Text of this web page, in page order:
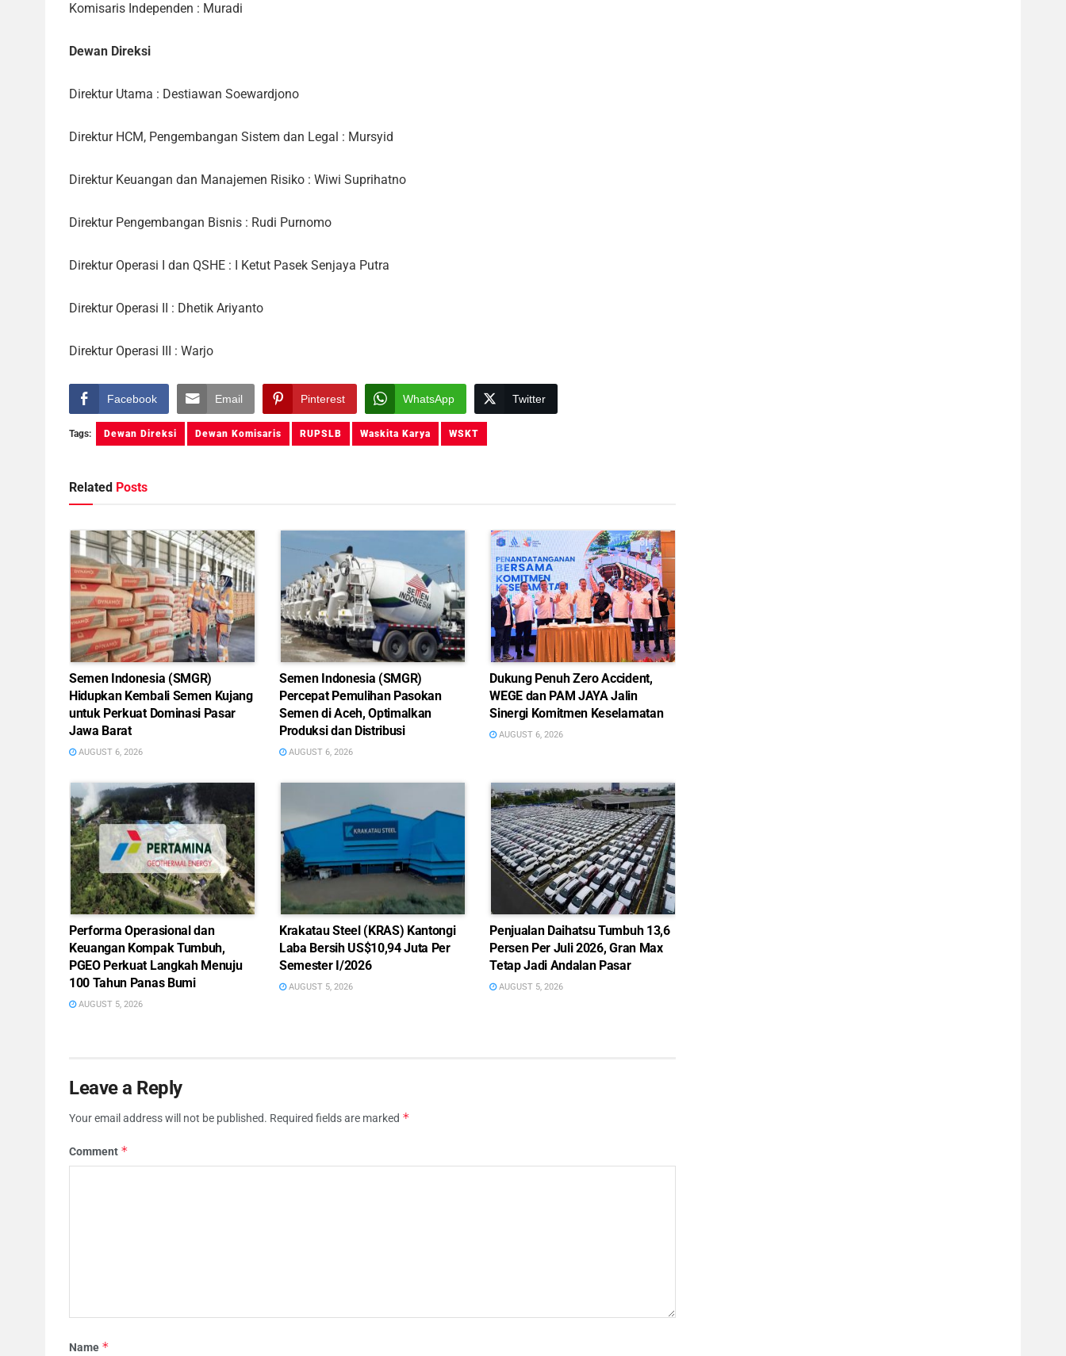
Komisaris Independen : Muradi
Dewan Direksi
Direktur Utama : Destiawan Soewardjono
Direktur HCM, Pengembangan Sistem dan Legal : Mursyid
Direktur Keuangan dan Manajemen Risiko : Wiwi Suprihatno
Direktur Pengembangan Bisnis : Rudi Purnomo
Direktur Operasi I dan QSHE : I Ketut Pasek Senjaya Putra
Direktur Operasi II : Dhetik Ariyanto
Direktur Operasi III : Warjo
Facebook Email Pinterest WhatsApp Twitter
Tags: Dewan Direksi Dewan Komisaris RUPSLB Waskita Karya WSKT
Related Posts
Semen Indonesia (SMGR)
Hidupkan Kembali Semen Kujang
untuk Perkuat Dominasi Pasar
Jawa Barat
AUGUST 6, 2026
Semen Indonesia (SMGR)
Percepat Pemulihan Pasokan
Semen di Aceh, Optimalkan
Produksi dan Distribusi
AUGUST 6, 2026
Dukung Penuh Zero Accident,
WEGE dan PAM JAYA Jalin
Sinergi Komitmen Keselamatan
AUGUST 6, 2026
Performa Operasional dan
Keuangan Kompak Tumbuh,
PGEO Perkuat Langkah Menuju
100 Tahun Panas Bumi
AUGUST 5, 2026
Krakatau Steel (KRAS) Kantongi
Laba Bersih US$10,94 Juta Per
Semester I/2026
AUGUST 5, 2026
Penjualan Daihatsu Tumbuh 13,6
Persen Per Juli 2026, Gran Max
Tetap Jadi Andalan Pasar
AUGUST 5, 2026
Leave a Reply
Your email address will not be published. Required fields are marked *
Comment *
Name *